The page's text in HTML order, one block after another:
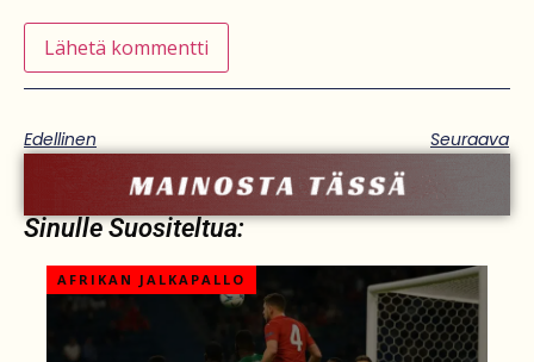
Edellinen Seuraava
Sinulle Suositeltua:
AFRIKAN JALKAPALLO